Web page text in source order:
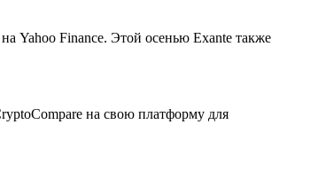
Yahoo Finance. Этой осенью Exante также
на свою платформу для